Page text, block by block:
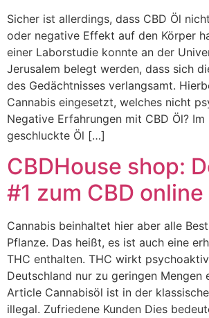
Sicher ist allerdings, dass CBD Öl
oder negative Effekt auf den Körper
einer Laborstudie konnte an der
Jerusalem belegt werden, dass sich
des Gedächtnisses verlangsamt.
Cannabis eingesetzt, welches nicht
Negative Erfahrungen mit CBD Öl?
geschluckte Öl […]
CBDHouse shop:
#1 zum CBD
Cannabis beinhaltet hier aber alle
Pflanze. Das heißt, es ist auch eine
THC enthalten. THC wirkt
Deutschland nur zu geringen Mengen
Article Cannabisöl ist in der
illegal. Zufriedene Kunden Dies